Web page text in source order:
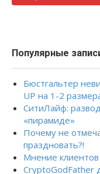
Популярные
Бюстгальтер
UP на 1-2
СитиЛайф:
«пирамиде»
Почему не
праздновать?!
Мнение клиентов
CryptoGodFather